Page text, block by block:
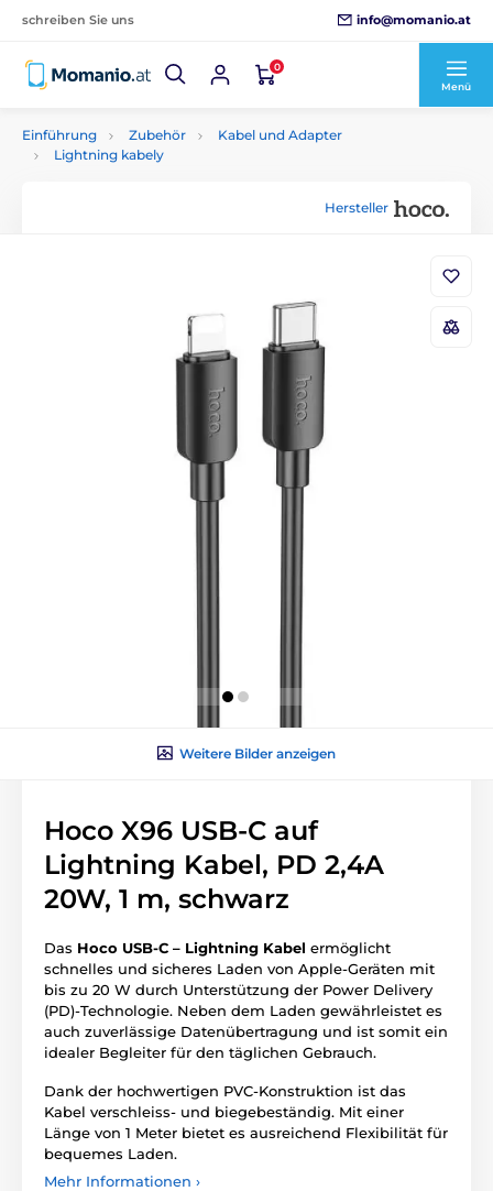
schreiben Sie uns info@momanio.at
0
Menü
Einführung Zubehör
Kabel und Adapter
Lightning kabely
Hersteller
Weitere Bilder anzeigen
Hoco X96 USB-C auf
Lightning Kabel, PD 2,4A
20W, 1 m, schwarz
Das Hoco USB-C – Lightning Kabel ermöglicht
schnelles und sicheres Laden von Apple-Geräten mit
bis zu 20 W durch Unterstützung der Power Delivery
(PD)-Technologie. Neben dem Laden gewährleistet es
auch zuverlässige Datenübertragung und ist somit ein
idealer Begleiter für den täglichen Gebrauch.
Dank der hochwertigen PVC-Konstruktion ist das
Kabel verschleiss- und biegebeständig. Mit einer
Länge von 1 Meter bietet es ausreichend Flexibilität für
bequemes Laden.
Mehr Informationen ›